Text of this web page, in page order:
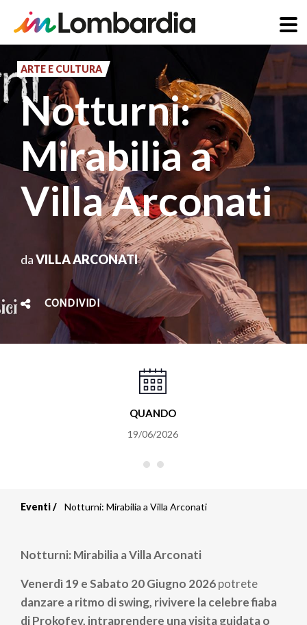
al
contenuto
principale
ARTE E CULTURA
Notturni:
Mirabilia a
Villa Arconati
daVILLA ARCONATI
CONDIVIDI
QUANDO
19/06/2026
di
pane
Eventi Notturni: Mirabilia a Villa Arconati
Notturni: Mirabilia a Villa Arconati
Venerdì 19 e Sabato 20 Giugno 2026potrete
danzare a ritmo di swing, rivivere la celebre fiaba
di Prokofev, intraprendere una visita guidata o